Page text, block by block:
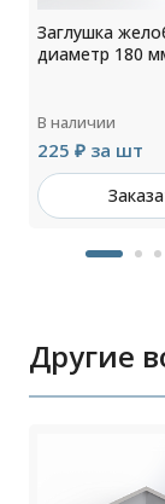
Заглушка
диаметр 180
В наличии
225 ₽ за шт
Другие